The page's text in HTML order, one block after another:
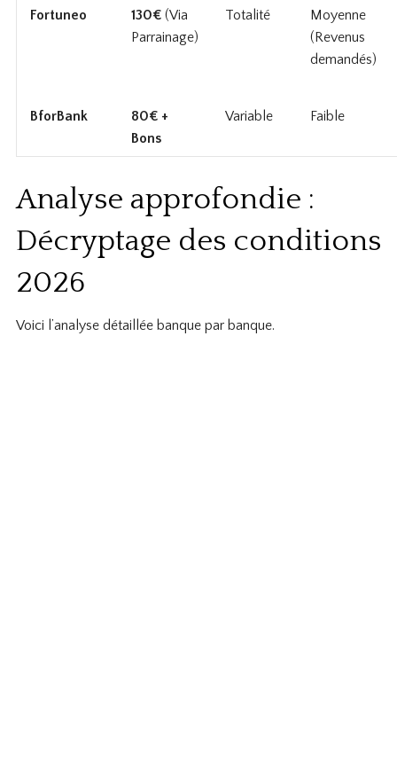
Fortuneo 130€(Via
Parrainage)
Totalité
Moyenne
(Revenus
demandés)
BforBank
80€ +
Bons
Variable Faible
Analyse approfondie :
Décryptage des conditions
2026
Voici l’analyse détaillée banque par banque.